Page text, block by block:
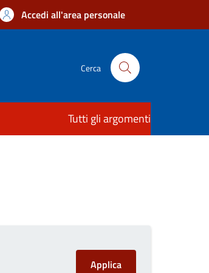
Accedi all'area personale
Cerca
Tutti gli argomenti